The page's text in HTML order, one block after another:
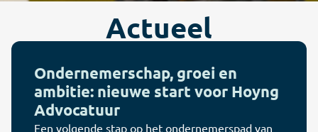
Actueel
Ondernemerschap, groei en
ambitie: nieuwe start voor Hoyng
Advocatuur
Een volgende stap op het ondernemerspad van